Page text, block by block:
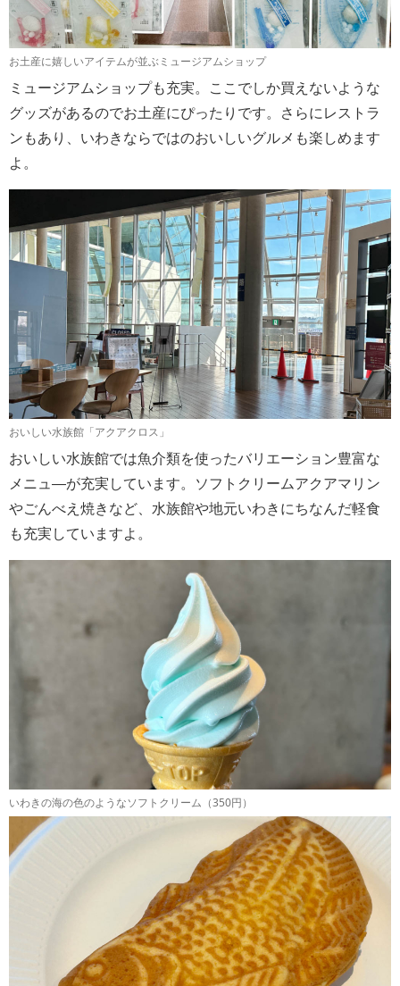
お土産に嬉しいアイテムが並ぶミュージアムショップ
ミュージアムショップも充実。ここでしか買えないような
グッズがあるのでお土産にぴったりです。さらにレストラ
ンもあり、いわきならではのおいしいグルメも楽しめます
よ。
おいしい水族館「アクアクロス」
おいしい水族館では魚介類を使ったバリエーション豊富な
メニュ―が充実しています。ソフトクリームアクアマリン
やごんべえ焼きなど、水族館や地元いわきにちなんだ軽食
も充実していますよ。
いわきの海の色のようなソフトクリーム（350円）